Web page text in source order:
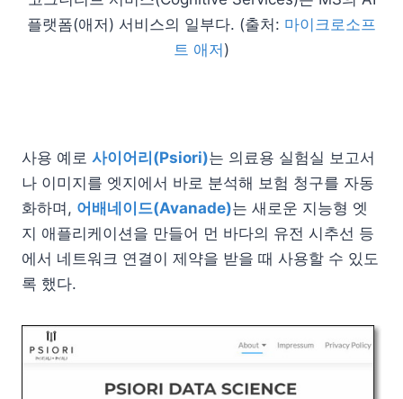
플랫폼(애저) 서비스의 일부다. (출처: 마이크로소프
트 애저)
사용 예로 사이어리(Psiori)는 의료용 실험실 보고서
나 이미지를 엣지에서 바로 분석해 보험 청구를 자동
화하며, 어배네이드(Avanade)는 새로운 지능형 엣
지 애플리케이션을 만들어 먼 바다의 유전 시추선 등
에서 네트워크 연결이 제약을 받을 때 사용할 수 있도
록 했다.